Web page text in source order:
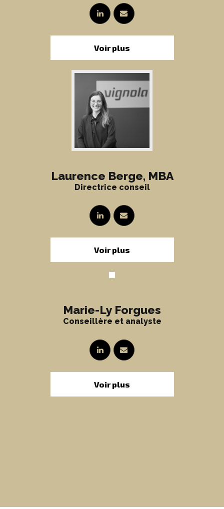
Voir plus
Laurence Berge, MBA
Directrice conseil
Voir plus
Marie-Ly Forgues
Conseillère et analyste
Voir plus